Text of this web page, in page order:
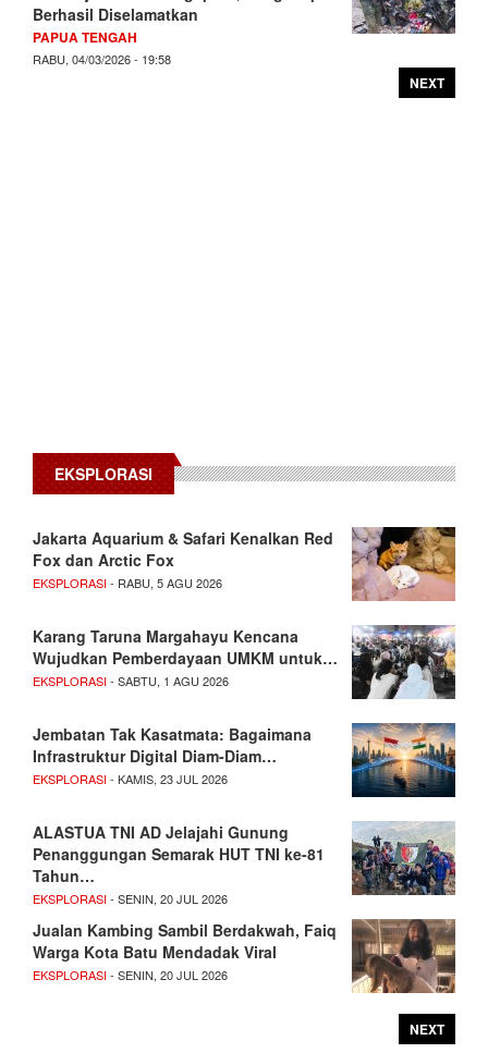
Berhasil Diselamatkan
PAPUA TENGAH
RABU, 04/03/2026 - 19:58
NEXT
EKSPLORASI
Jakarta Aquarium & Safari Kenalkan Red
Fox dan Arctic Fox
EKSPLORASI- RABU, 5 AGU 2026
Karang Taruna Margahayu Kencana
Wujudkan Pemberdayaan UMKM untuk…
EKSPLORASI- SABTU, 1 AGU 2026
Jembatan Tak Kasatmata: Bagaimana
Infrastruktur Digital Diam-Diam…
EKSPLORASI- KAMIS, 23 JUL 2026
ALASTUA TNI AD Jelajahi Gunung
Penanggungan Semarak HUT TNI ke-81
Tahun…
EKSPLORASI- SENIN, 20 JUL 2026
Jualan Kambing Sambil Berdakwah, Faiq
Warga Kota Batu Mendadak Viral
EKSPLORASI- SENIN, 20 JUL 2026
NEXT